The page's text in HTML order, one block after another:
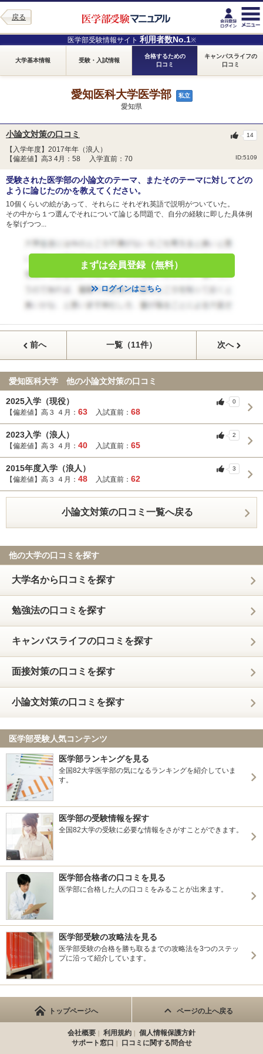
戻る
医学部受験情報サイト 利用者数No.1※
大学基本情報 受験・入試情報
合格するための
口コミ
キャンパスライフの
口コミ
愛知医科大学医学部 私立
愛知県
小論文対策の口コミ
【入学年度】2017年年（浪人）
【偏差値】高3 4月：58 入学直前：70
ID:5109
14
受験された医学部の小論文のテーマ、またそのテーマに対してどの
ように論じたのかを教えてください。
10個くらいの絵があって、それらに それぞれ英語で説明がついていた。
その中から１つ選んでそれについて論じる問題で、自分の経験に即した具体例
を挙げつつ...
まずは会員登録（無料）
ログインはこちら
前へ 一覧（11件） 次へ
愛知医科大学 他の小論文対策の口コミ
2025入学（現役）
【偏差値】高３ ４月： 63 入試直前： 68
0
2023入学（浪人）
【偏差値】高３ ４月： 40 入試直前： 65
2
2015年度入学（浪人）
【偏差値】高３ ４月： 48 入試直前： 62
3
小論文対策の口コミ一覧へ戻る
他の大学の口コミを探す
大学名から口コミを探す
勉強法の口コミを探す
キャンパスライフの口コミを探す
面接対策の口コミを探す
小論文対策の口コミを探す
医学部受験人気コンテンツ
医学部ランキングを見る
全国82大学医学部の気になるランキングを紹介していま
す。
医学部の受験情報を探す
全国82大学の受験に必要な情報をさがすことができます。
医学部合格者の口コミを見る
医学部に合格した人の口コミをみることが出来ます。
医学部受験の攻略法を見る
医学部受験の合格を勝ち取るまでの攻略法を3つのステッ
プに沿って紹介しています。
トップページへ ページの上へ戻る
会社概要 利用規約
個人情報保護方針
サポート窓口
口コミに関する問合せ